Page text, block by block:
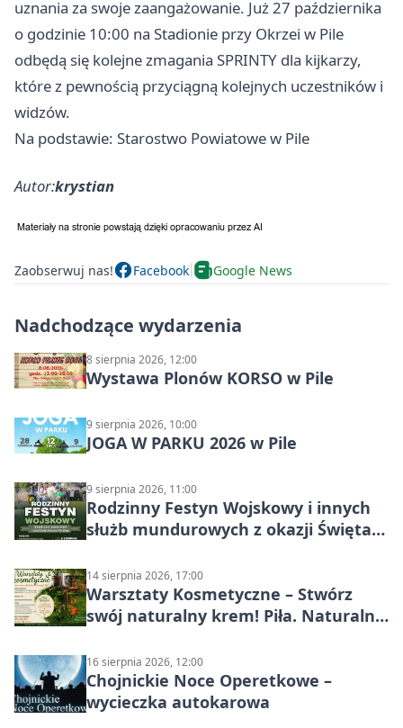
uznania za swoje zaangażowanie. Już 27 października
o godzinie 10:00 na Stadionie przy Okrzei w Pile
odbędą się kolejne zmagania SPRINTY dla kijkarzy,
które z pewnością przyciągną kolejnych uczestników i
widzów.
Na podstawie: Starostwo Powiatowe w Pile
Autor:krystian
Zaobserwuj nas! Facebook Google News
Nadchodzące wydarzenia
8 sierpnia 2026, 12:00
Wystawa Plonów KORSO w Pile
9 sierpnia 2026, 10:00
JOGA W PARKU 2026 w Pile
9 sierpnia 2026, 11:00
Rodzinny Festyn Wojskowy i innych
służb mundurowych z okazji Święta
14 sierpnia 2026, 17:00
Warsztaty Kosmetyczne – Stwórz
swój naturalny krem! Piła. Naturalna
16 sierpnia 2026, 12:00
Chojnickie Noce Operetkowe –
wycieczka autokarowa